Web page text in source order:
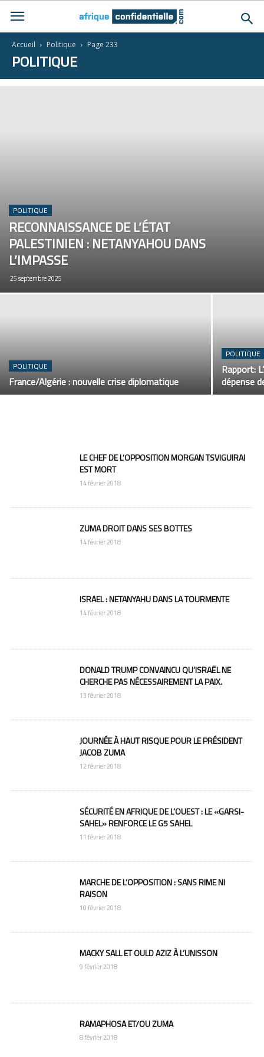
Accueil Politique Page 233
POLITIQUE
POLITIQUE
RECONNAISSANCE DE L’ÉTAT
PALESTINIEN : NETANYAHOU DANS
L’IMPASSE
25 septembre 2025
POLITIQUE
France/Algérie : nouvelle crise diplomatique
POLITIQUE
Rapport:
dépense
LE CHEF DE L’OPPOSITION MORGAN TSVIGUIRAI
EST MORT
14 février 2018
ZUMA DROIT DANS SES BOTTES
14 février 2018
ISRAEL : NETANYAHU DANS LA TOURMENTE
14 février 2018
DONALD TRUMP CONVAINCU QU’ISRAËL NE
CHERCHE PAS NÉCESSAIREMENT LA PAIX.
13 février 2018
JOURNÉE À HAUT RISQUE POUR LE PRÉSIDENT
JACOB ZUMA
12 février 2018
SÉCURITÉ EN AFRIQUE DE L’OUEST : LE «GARSI-
SAHEL» RENFORCE LE G5 SAHEL
11 février 2018
MARCHE DE L’OPPOSITION : SANS RIME NI
RAISON
10 février 2018
MACKY SALL ET OULD AZIZ À L’UNISSON
9 février 2018
RAMAPHOSA ET/OU ZUMA
8 février 2018